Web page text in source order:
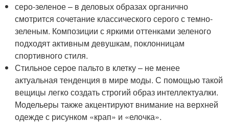
серо-зеленое – в деловых образах органично
смотрится сочетание классического серого с темно-
зеленым. Композиции с яркими оттенками зеленого
подходят активным девушкам, поклонницам
спортивного стиля.
Стильное серое пальто в клетку – не менее
актуальная тенденция в мире моды. С помощью такой
вещицы легко создать строгий образ интеллектуалки.
Модельеры также акцентируют внимание на верхней
одежде с рисунком «крап» и «елочка».